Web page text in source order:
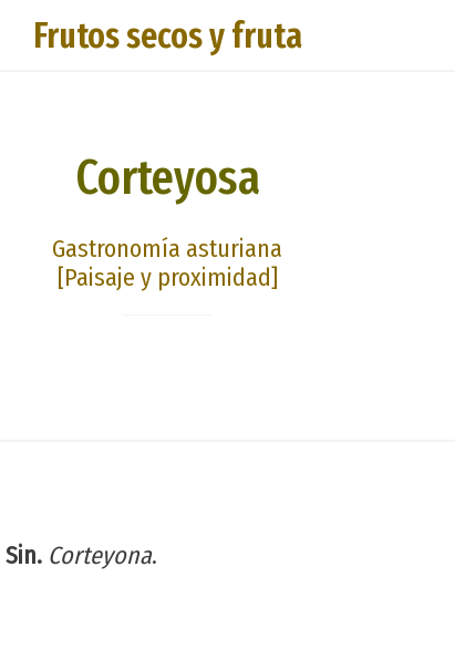
Frutos secos y fruta
Corteyosa
Gastronomía asturiana
[Paisaje y proximidad]
Sin. Corteyona.